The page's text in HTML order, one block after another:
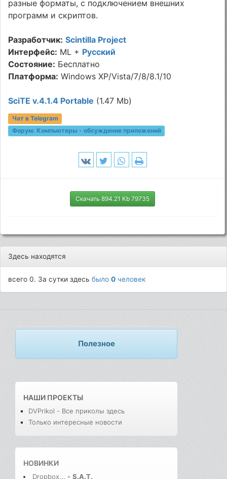
разные форматы, с подключением внешних
программ и скриптов.
Разработчик: Scintilla Project
Интерфейс: ML + Русский
Состояние: Бесплатно
Платформа: Windows XP/Vista/7/8/8.1/10
SciTE v.4.1.4 Portable (1.47 Mb)
Чат в Telegram
Форум: Компьютеры - обсуждение приложений
Скачать 894.21 Kb 79735
Здесь находятся
всего 0. За сутки здесьбыло0 человек
Полезное
НАШИ ПРОЕКТЫ
DVPrikol - Все приколы здесь
Только интересные новости
НОВИНКИ
Dropbox... - S.A.T.